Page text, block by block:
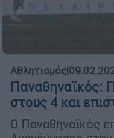
Αθλητισμός|
Παναθηναϊκός:
στους 4 και
Ο Παναθηναϊκός